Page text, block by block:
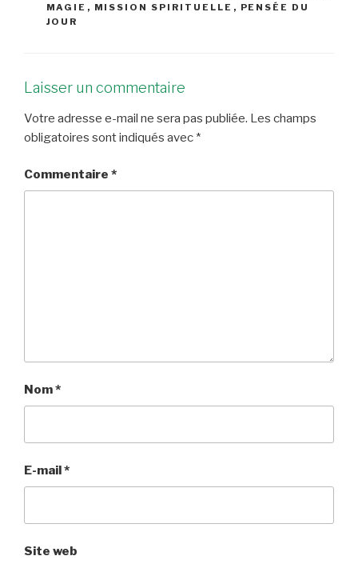
MAGIE , MISSION SPIRITUELLE , PENSÉE DU
JOUR
Laisser un commentaire
Votre adresse e-mail ne sera pas publiée. Les champs
obligatoires sont indiqués avec *
Commentaire *
Nom*
E-mail *
Site web